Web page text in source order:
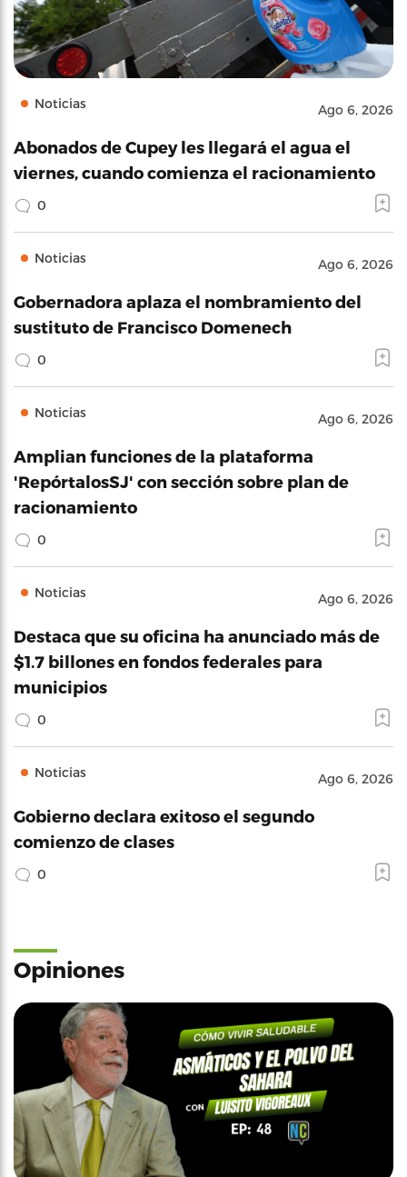
Noticias Ago 6, 2026
Abonados de Cupey les llegará el agua el
viernes, cuando comienza el racionamiento
0
Noticias Ago 6, 2026
Gobernadora aplaza el nombramiento del
sustituto de Francisco Domenech
0
Noticias Ago 6, 2026
Amplian funciones de la plataforma
'RepórtalosSJ' con sección sobre plan de
racionamiento
0
Noticias Ago 6, 2026
Destaca que su oficina ha anunciado más de
$1.7 billones en fondos federales para
municipios
0
Noticias Ago 6, 2026
Gobierno declara exitoso el segundo
comienzo de clases
0
Opiniones